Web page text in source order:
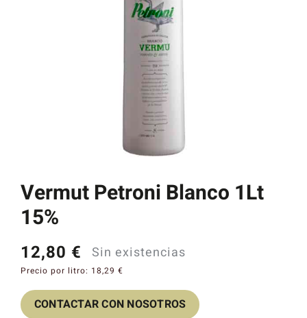
Vermut Petroni Blanco 1Lt
15%
12,80 € Sin existencias
Precio por litro: 18,29 €
CONTACTAR CON NOSOTROS